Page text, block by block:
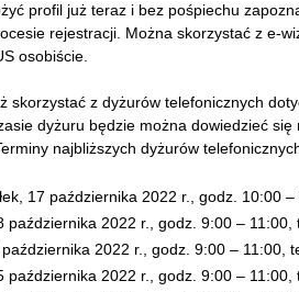
profil już teraz i bez pośpiechu
rejestracji. Można skorzystać z e-
osobiście.
skorzystać z dyżurów telefonicznych
dyżuru będzie można dowiedzieć
najbliższych dyżurów
17 października 2022 r., godz. 10:00
października 2022 r., godz. 9:00 –
2022 r., godz. 9:00 – 11:00,
października 2022 r., godz. 9:00 –